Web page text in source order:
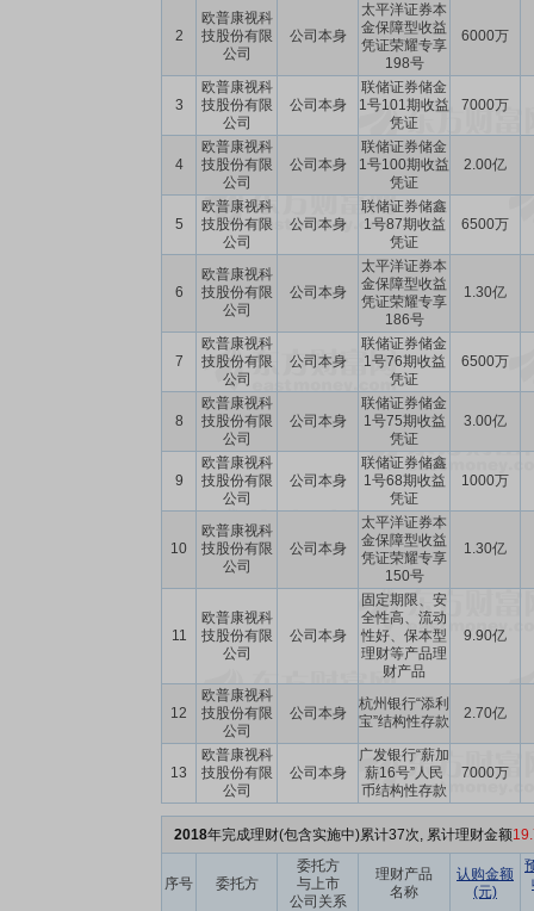
2
欧普康视科
技股份有限
公司
公司本身
太平洋证券本
金保障型收益
凭证荣耀专享
198号
6000万
3
欧普康视科
技股份有限
公司
公司本身
联储证券储金
1号101期收益
凭证
7000万
4
欧普康视科
技股份有限
公司
公司本身
联储证券储金
1号100期收益
凭证
2.00亿
5
欧普康视科
技股份有限
公司
公司本身
联储证券储鑫
1号87期收益
凭证
6500万
6
欧普康视科
技股份有限
公司
公司本身
太平洋证券本
金保障型收益
凭证荣耀专享
186号
1.30亿
7
欧普康视科
技股份有限
公司
公司本身
联储证券储金
1号76期收益
凭证
6500万
8
欧普康视科
技股份有限
公司
公司本身
联储证券储金
1号75期收益
凭证
3.00亿
9
欧普康视科
技股份有限
公司
公司本身
联储证券储鑫
1号68期收益
凭证
1000万
10
欧普康视科
技股份有限
公司
公司本身
太平洋证券本
金保障型收益
凭证荣耀专享
150号
1.30亿
11
欧普康视科
技股份有限
公司
公司本身
固定期限、安
全性高、流动
性好、保本型
理财等产品理
财产品
9.90亿
12
欧普康视科
技股份有限
公司
公司本身
杭州银行“添利
宝”结构性存款
2.70亿
13
欧普康视科
技股份有限
公司
公司本身
广发银行“薪加
薪16号”人民
币结构性存款
7000万
2018年完成理财(包含实施中)累计37次, 累计理财金额
序号 委托方
委托方
与上市
公司关系
理财产品
名称
认购金额
(元)